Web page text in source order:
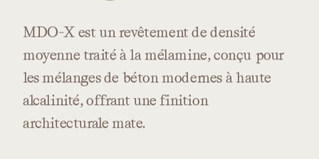
MDO-X estun revêtementde densité
moyenne traité à la mélamine,conçu pour
les mélangesde béton modernes à haute
alcalinité,offrantune finition
architecturale mate.